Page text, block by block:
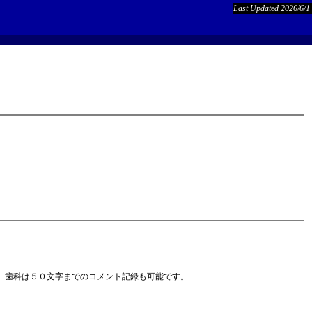
Last Updated 2026/6/1
科は５０文字までのコメント記録も可能です。